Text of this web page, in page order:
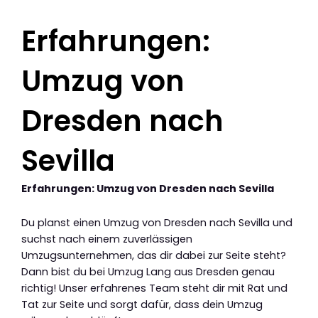
Erfahrungen:
Umzug von
Dresden nach
Sevilla
Erfahrungen: Umzug von Dresden nach Sevilla
Du planst einen Umzug von Dresden nach Sevilla und
suchst nach einem zuverlässigen
Umzugsunternehmen, das dir dabei zur Seite steht?
Dann bist du bei Umzug Lang aus Dresden genau
richtig! Unser erfahrenes Team steht dir mit Rat und
Tat zur Seite und sorgt dafür, dass dein Umzug